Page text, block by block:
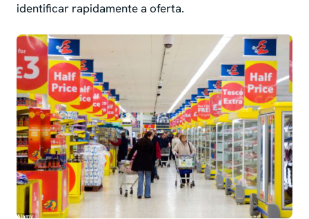
identificar rapidamente a oferta.